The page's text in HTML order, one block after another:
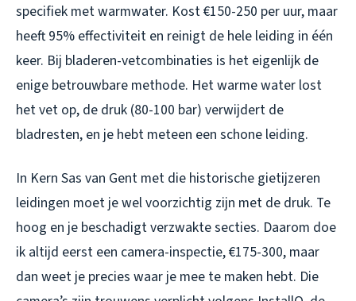
specifiek met warmwater. Kost €150-250 per uur, maar
heeft 95% effectiviteit en reinigt de hele leiding in één
keer. Bij bladeren-vetcombinaties is het eigenlijk de
enige betrouwbare methode. Het warme water lost
het vet op, de druk (80-100 bar) verwijdert de
bladresten, en je hebt meteen een schone leiding.
In Kern Sas van Gent met die historische gietijzeren
leidingen moet je wel voorzichtig zijn met de druk. Te
hoog en je beschadigt verzwakte secties. Daarom doe
ik altijd eerst een camera-inspectie, €175-300, maar
dan weet je precies waar je mee te maken hebt. Die